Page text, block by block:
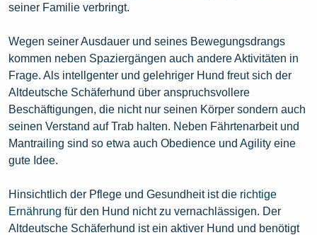
seiner Familie verbringt.
Wegen seiner Ausdauer und seines Bewegungsdrangs
kommen neben Spaziergängen auch andere Aktivitäten in
Frage. Als intellgenter und gelehriger Hund freut sich der
Altdeutsche Schäferhund über anspruchsvollere
Beschäftigungen, die nicht nur seinen Körper sondern auch
seinen Verstand auf Trab halten. Neben Fährtenarbeit und
Mantrailing sind so etwa auch Obedience und Agility eine
gute Idee.
Hinsichtlich der Pflege und Gesundheit ist die richtige
Ernährung für den Hund nicht zu vernachlässigen. Der
Altdeutsche Schäferhund ist ein aktiver Hund und benötigt